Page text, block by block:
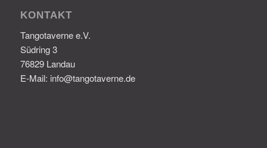
KONTAKT
Tangotaverne e.V.
Südring 3
76829 Landau
E-Mail: info@tangotaverne.de